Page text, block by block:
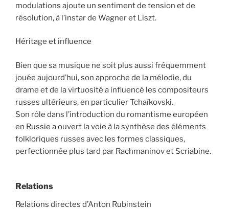
modulations ajoute un sentiment de tension et de
résolution, à l’instar de Wagner et Liszt.
Héritage et influence
Bien que sa musique ne soit plus aussi fréquemment
jouée aujourd’hui, son approche de la mélodie, du
drame et de la virtuosité a influencé les compositeurs
russes ultérieurs, en particulier Tchaïkovski.
Son rôle dans l’introduction du romantisme européen
en Russie a ouvert la voie à la synthèse des éléments
folkloriques russes avec les formes classiques,
perfectionnée plus tard par Rachmaninov et Scriabine.
Relations
Relations directes d’Anton Rubinstein